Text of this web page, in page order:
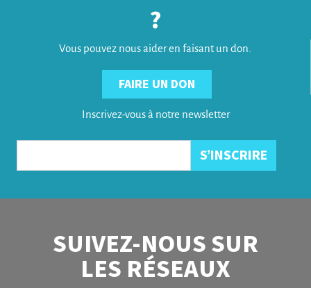
?
Vous pouvez nous aider en faisant un don.
FAIRE UN DON
Inscrivez-vous à notre newsletter
SUIVEZ-NOUS SUR
LES RÉSEAUX